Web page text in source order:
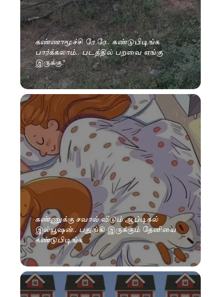
கண்ணாமூச்சி ரே ரே.. கண்டுபிடிங்க
பார்க்கலாம்.. படத்தில் பறவை எங்கு
இருக்கு?
கண்ணுக்கு சவால் விடும் ஆப்டிகல்
இல்யூஷன்.. பதுங்கி இருக்கும் தேனியை
கண்டுபிடிங்க